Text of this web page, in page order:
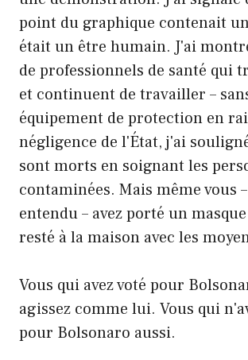
point du graphique contenait
était un être humain. J'ai
de professionnels de santé qui
et continuent de travailler –
équipement de protection en
négligence de l'État, j'ai
sont morts en soignant les
contaminées. Mais même vous
entendu – avez porté un
resté à la maison avec les
Vous qui avez voté pour
agissez comme lui. Vous qui
pour Bolsonaro aussi.